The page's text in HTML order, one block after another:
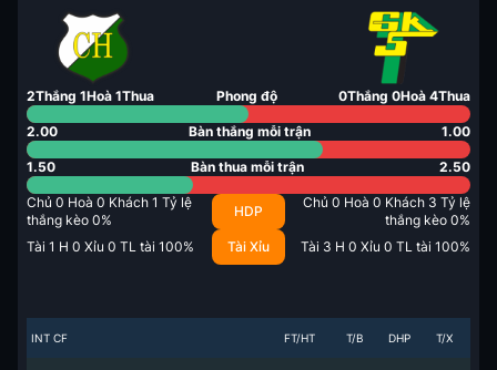
2Thắng 1Hoà 1Thua Phong độ 0Thắng 0Hoà 4Thua
2.00 Bàn thắng mỗi trận 1.00
1.50 Bàn thua mỗi trận 2.50
Chủ 0 Hoà 0 Khách 1 Tỷ lệ
thắng kèo 0%
HDP
Chủ 0 Hoà 0 Khách 3 Tỷ lệ
thắng kèo 0%
Tài 1 H 0 Xỉu 0 TL tài 100% Tài Xỉu Tài 3 H 0 Xỉu 0 TL tài 100%
INT CF FT/HT T/B DHP T/X